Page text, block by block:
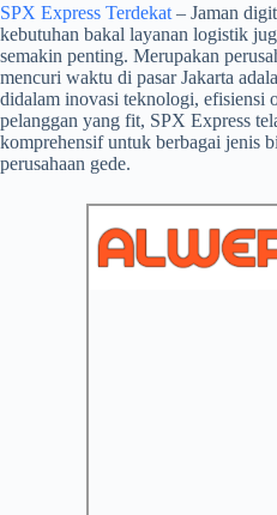
SPX Express Terdekat – Jaman
kebutuhan bakal layanan logistik
semakin penting. Merupakan
mencuri waktu di pasar Jakarta
didalam inovasi teknologi, efisiensi
pelanggan yang fit, SPX Express
komprehensif untuk berbagai jenis
perusahaan gede.